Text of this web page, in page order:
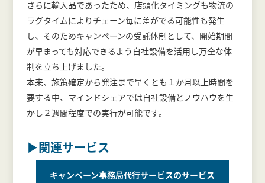
さらに輸入品であったため、店頭化タイミングも物流の
ラグタイムによりチェーン毎に差がでる可能性も発生
し、そのためキャンペーンの受託体制として、開始期間
が早まっても対応できるよう自社設備を活用し万全な体
制を立ち上げました。
本来、施策確定から発注まで早くとも１か月以上時間を
要する中、マインドシェアでは自社設備とノウハウを生
かし２週間程度での実行が可能です。
▶関連サービス
キャンペーン事務局代行サービスのサービス